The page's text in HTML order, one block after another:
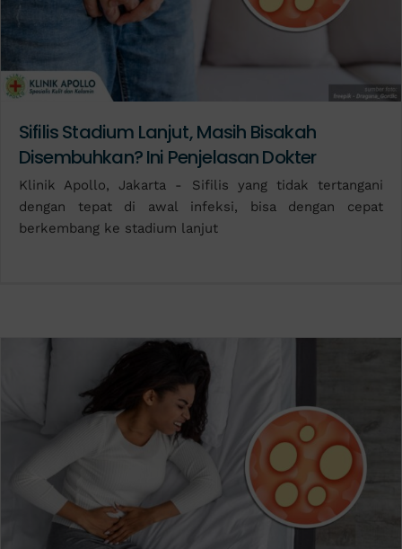
Sifilis Stadium Lanjut, Masih Bisakah
Disembuhkan? Ini Penjelasan Dokter
Klinik Apollo, Jakarta - Sifilis yang tidak tertangani
dengan tepat di awal infeksi, bisa dengan cepat
berkembang ke stadium lanjut